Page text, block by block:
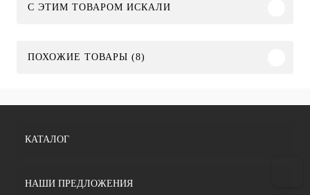
C ЭТИМ ТОВАРОМ ИСКАЛИ
ПОХОЖИЕ ТОВАРЫ (8)
КАТАЛОГ
НАШИ ПРЕДЛОЖЕНИЯ